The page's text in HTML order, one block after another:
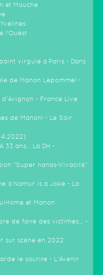
et Mouche
l'Ouest
virgule à Paris - Dans
de Manon Lepomme! -
- France Live
de Manon! - Le Soir
33 ans… La DH -
"Super nanas-Vivacité"
à Namur is a Joke - La
et Manon
de faire des victimes… -
sur scène en 2022
le sourire - L'Avenir